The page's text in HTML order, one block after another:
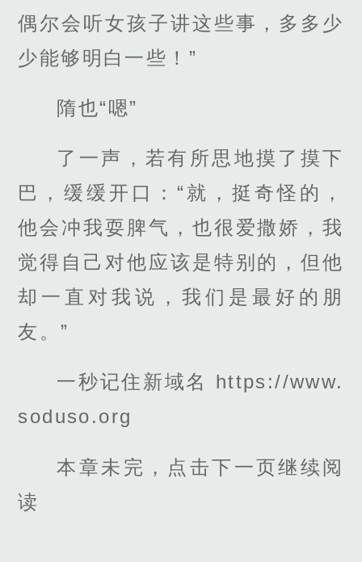
偶尔会听女孩子讲这些事，多多少
少能够明白一些！”
隋也“嗯”
了一声，若有所思地摸了摸下
巴，缓缓开口：“就，挺奇怪的，
他会冲我耍脾气，也很爱撒娇，我
觉得自己对他应该是特别的，但他
却一直对我说，我们是最好的朋
友。”
一秒记住新域名 https://www.
soduso.org
本章未完，点击下一页继续阅
读